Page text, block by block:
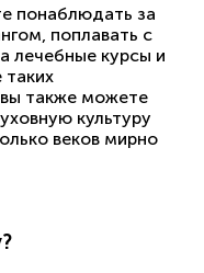
понаблюдать за
поплавать с
лечебные курсы и
также можете
культуру
веков мирно